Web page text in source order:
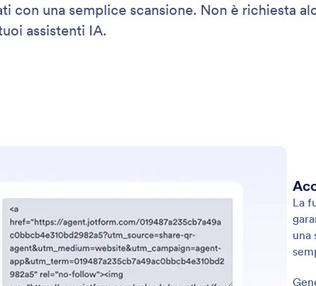
con una semplice scansione. Non è richiesta
assistenti IA.
La
una